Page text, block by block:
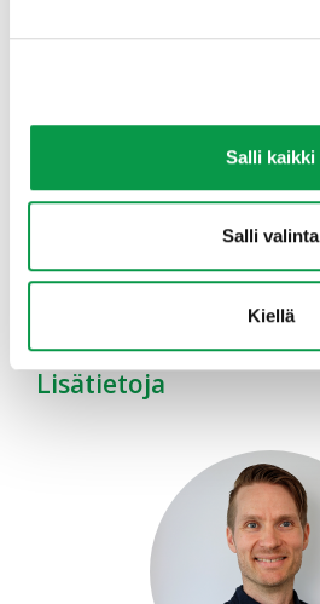
Salli kaikki
Salli valinta
Kiellä
0 / 600 merkkien enimmäismäärästä
Lisätietoja